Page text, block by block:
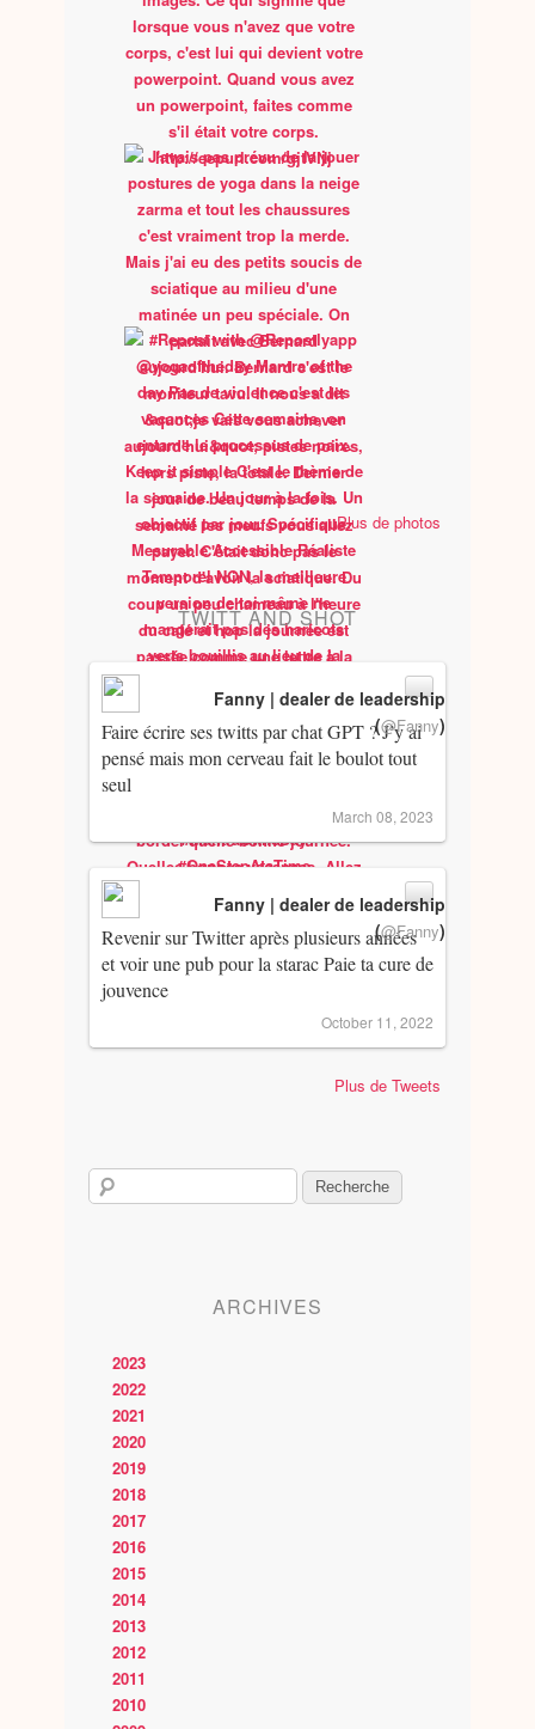
Plus de photos
TWITT AND SHOT
Faire écrire ses twitts par chat GPT ? J’y ai
pensé mais mon cerveau fait le boulot tout
seul
Fanny | dealer de leadership
(@Fanny)
March 08, 2023
Revenir sur Twitter après plusieurs années
et voir une pub pour la starac Paie ta cure de
jouvence
Fanny | dealer de leadership
(@Fanny)
October 11, 2022
Plus de Tweets
ARCHIVES
2023
2022
2021
2020
2019
2018
2017
2016
2015
2014
2013
2012
2011
2010